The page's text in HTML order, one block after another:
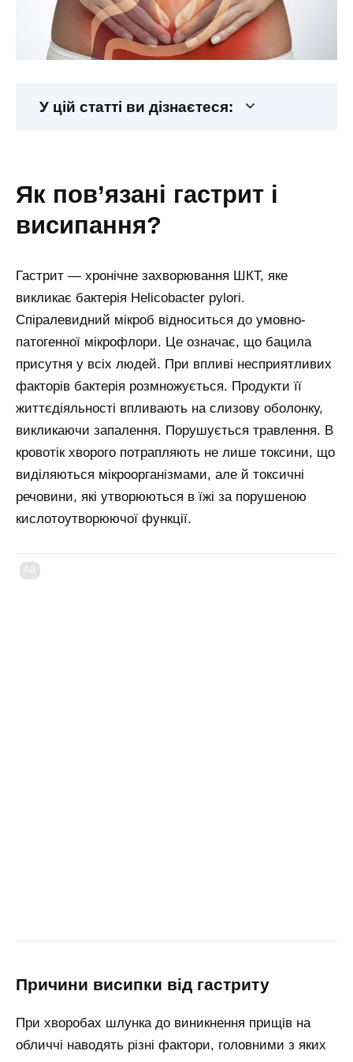
У цій статті ви дізнаєтеся:
як пов’язані гастрит і
висипання?
Гастрит — хронічне захворювання ШКТ, яке
викликає бактерія Helicobacter pylori.
Спіралевидний мікроб відноситься до умовно-
патогенної мікрофлори. Це означає, що бацила
присутня у всіх людей. При впливі несприятливих
факторів бактерія розмножується. Продукти її
життєдіяльності впливають на слизову оболонку,
викликаючи запалення. Порушується травлення. В
кровотік хворого потрапляють не лише токсини, що
виділяються мікроорганізмами, але й токсичні
речовини, які утворюються в їжі за порушеною
кислотоутворюючої функції.
Ad
причини висипки від гастриту
При хворобах шлунка до виникнення прищів на
обличчі наводять різні фактори, головними з яких